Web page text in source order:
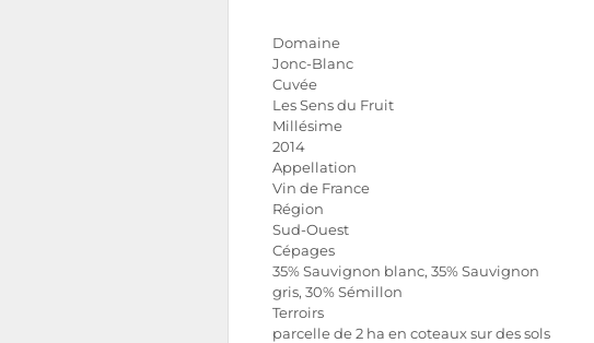
Domaine
Jonc-Blanc
Cuvée
Les Sens du Fruit
Millésime
2014
Appellation
Vin de France
Région
Sud-Ouest
Cépages
35% Sauvignon blanc, 35% Sauvignon
gris, 30% Sémillon
Terroirs
parcelle de 2 ha en coteaux sur des sols